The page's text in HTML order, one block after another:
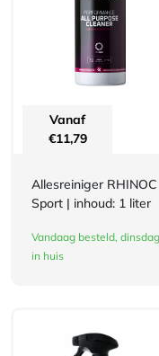
Vanaf
€11,79
Allesreiniger RHINOC
Sport | inhoud: 1 liter
Vandaag besteld, dinsdag
in huis